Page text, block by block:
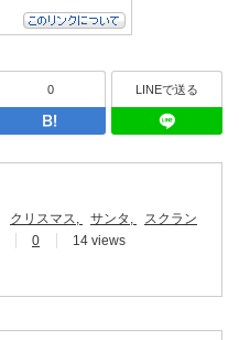
Facebook
0
はてなブッ
LINEで送る
クリスマス サンタ
スクラン
0 14 views